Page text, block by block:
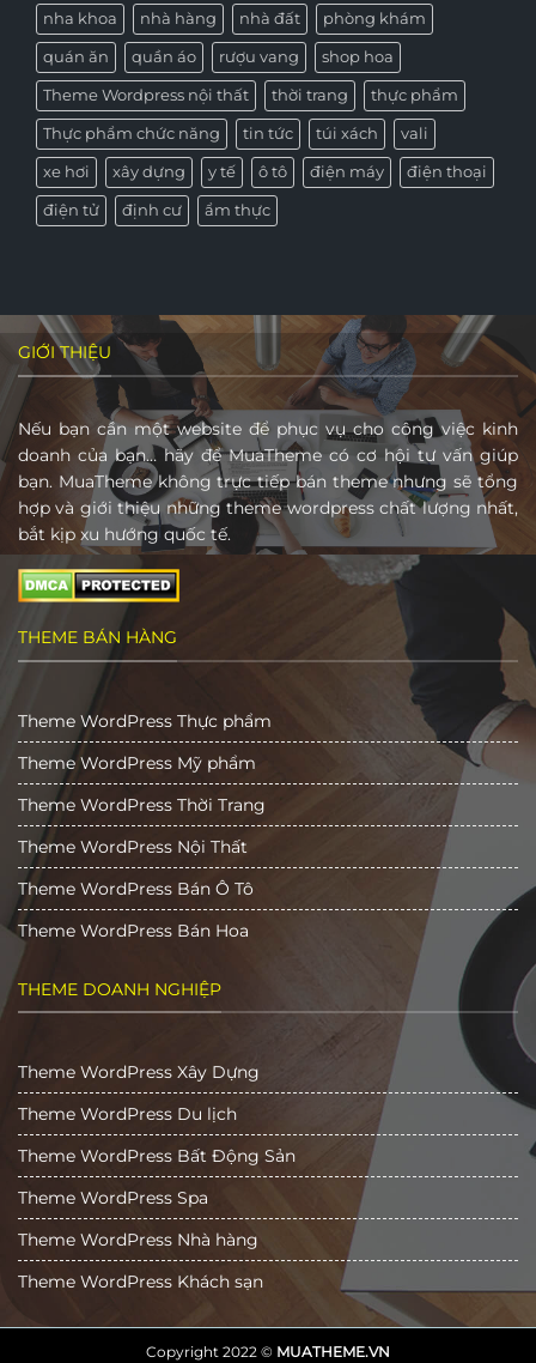
nha khoa nhà hàng nhà đất phòng khám
quán ăn quần áo rượu vang shop hoa
Theme Wordpress nội thất thời trang thực phẩm
Thực phẩm chức năng tin tức túi xách vali
xe hơi xây dựng y tế ô tô điện máy điện thoại
điện tử định cư ẩm thực
GIỚI THIỆU
Nếu bạn cần một website để phục vụ cho công việc kinh
doanh của bạn… hãy để MuaTheme có cơ hội tư vấn giúp
bạn. MuaTheme không trực tiếp bán theme nhưng sẽ tổng
hợp và giới thiệu những theme wordpress chất lượng nhất,
bắt kịp xu hướng quốc tế.
THEME BÁN HÀNG
Theme WordPress Thực phẩm
Theme WordPress Mỹ phẩm
Theme WordPress Thời Trang
Theme WordPress Nội Thất
Theme WordPress Bán Ô Tô
Theme WordPress Bán Hoa
THEME DOANH NGHIỆP
Theme WordPress Xây Dựng
Theme WordPress Du lịch
Theme WordPress Bất Động Sản
Theme WordPress Spa
Theme WordPress Nhà hàng
Theme WordPress Khách sạn
Copyright 2022 © MUATHEME.VN